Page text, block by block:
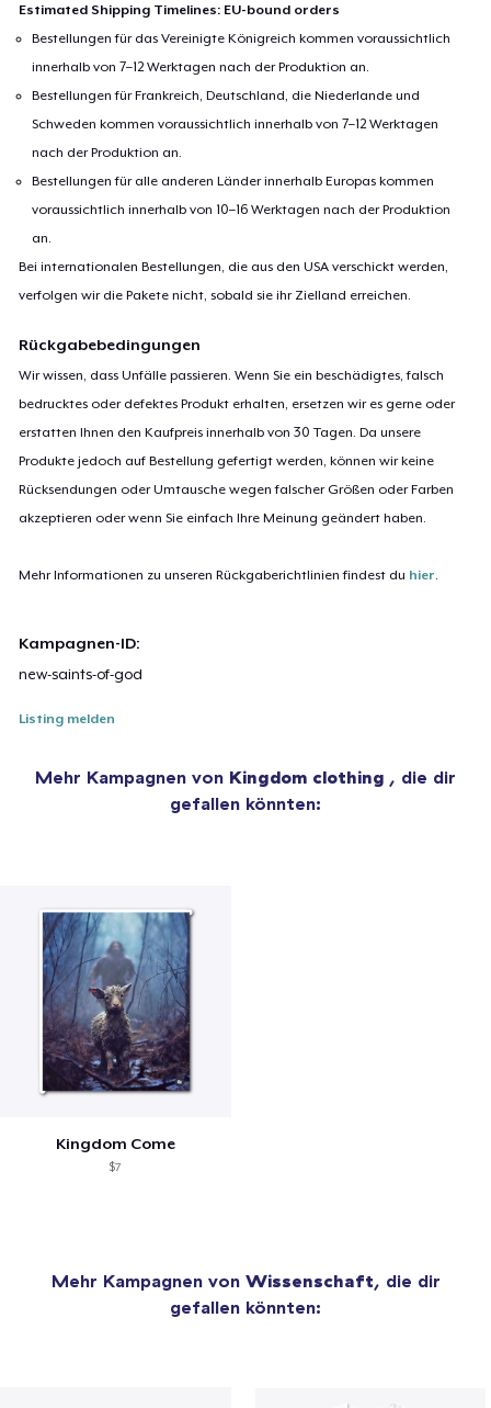
Estimated Shipping Timelines: EU-bound orders
Bestellungen für das Vereinigte Königreich kommen voraussichtlich
innerhalb von 7–12 Werktagen nach der Produktion an.
Bestellungen für Frankreich, Deutschland, die Niederlande und
Schweden kommen voraussichtlich innerhalb von 7–12 Werktagen
nach der Produktion an.
Bestellungen für alle anderen Länder innerhalb Europas kommen
voraussichtlich innerhalb von 10–16 Werktagen nach der Produktion
an.
Bei internationalen Bestellungen, die aus den USA verschickt werden,
verfolgen wir die Pakete nicht, sobald sie ihr Zielland erreichen.
Rückgabebedingungen
Wir wissen, dass Unfälle passieren. Wenn Sie ein beschädigtes, falsch
bedrucktes oder defektes Produkt erhalten, ersetzen wir es gerne oder
erstatten Ihnen den Kaufpreis innerhalb von 30 Tagen. Da unsere
Produkte jedoch auf Bestellung gefertigt werden, können wir keine
Rücksendungen oder Umtausche wegen falscher Größen oder Farben
akzeptieren oder wenn Sie einfach Ihre Meinung geändert haben.
Mehr Informationen zu unseren Rückgaberichtlinien findest du hier.
Kampagnen-ID:
new-saints-of-god
Listing melden
Mehr Kampagnen von Kingdom clothing , die dir
gefallen könnten:
Kingdom Come
$7
Mehr Kampagnen von Wissenschaft, die dir
gefallen könnten: